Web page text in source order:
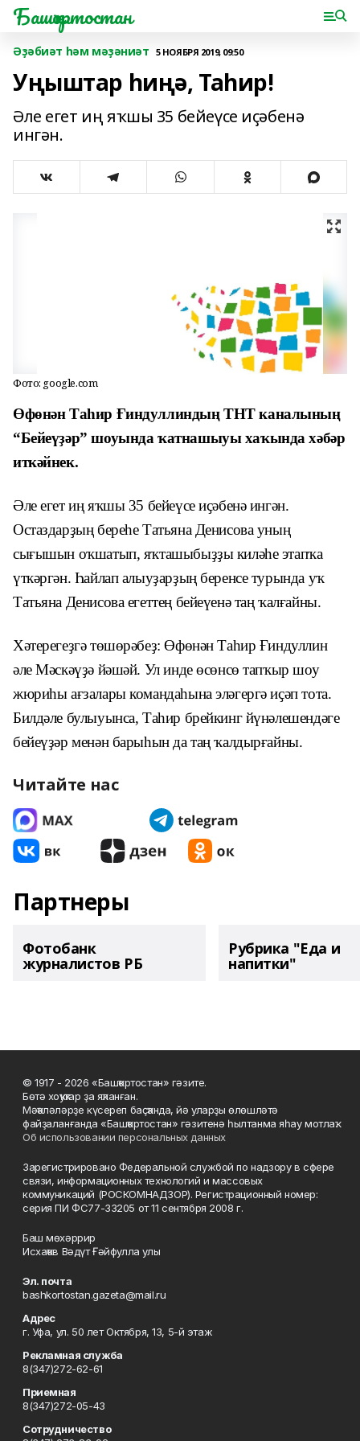
Башҡортостан
Әҙәбиәт һәм мәҙәниәт 5 НОЯБРЯ 2019, 09:50
Уңыштар һиңә, Таһир!
Әле егет иң яҡшы 35 бейеүсе иҫәбенә
ингән.
Фото: google.com
Өфөнән Таһир Ғиндуллиндың ТНТ каналының
“Бейеүҙәр” шоуында ҡатнашыуы хаҡында хәбәр
иткәйнек.
Әле егет иң яҡшы 35 бейеүсе иҫәбенә ингән.
Остаздарҙың береһе Татьяна Денисова уның
сығышын оҡшатып, яҡташыбыҙҙы киләһе этапҡа
үткәргән. Һайлап алыуҙарҙың беренсе турында уҡ
Татьяна Денисова егеттең бейеүенә таң ҡалғайны.
Хәтерегеҙгә төшөрәбеҙ:ӨфөнәнТаһир Ғиндуллин
әле Мәскәүҙә йәшәй. Улиндеөсөнсө тапҡыр шоу
жюриһы ағзалары командаһына эләгергә иҫәп тота.
Билдәле булыуынса, Таһир брейкинг йүнәлешендәге
бейеүҙәр менән барыһын да таң ҡалдырғайны.
Читайте нас
Партнеры
Фотобанк
журналистов РБ
Рубрика "Еда и
напитки"
© 1917 - 2026 «Башҡортостан» гәзите.
Бөтә хоҡуҡтар ҙа яҡланған.
Мәҡәләләрҙе күсереп баҫҡанда, йә уларҙы өлөшләтә
файҙаланғанда «Башҡортостан» гәзитенә һылтанма яһау мотлаҡ.
Об использовании персональных данных
Зарегистрировано Федеральной службой по надзору в сфере
связи, информационных технологий и массовых
коммуникаций (РОСКОМНАДЗОР). Регистрационный номер:
серия ПИ ФС77-33205 от 11 сентября 2008 г.
Баш мөхәррир
Исхаҡов Вәдүт Ғәйфулла улы
Эл. почта
bashkortostan.gazeta@mail.ru
Адрес
г. Уфа, ул. 50 лет Октября, 13, 5-й этаж
Рекламная служба
8(347)272-62-61
Приемная
8(347)272-05-43
Сотрудничество